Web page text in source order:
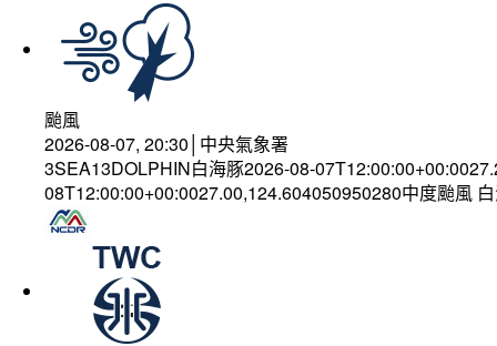
颱風
2026-08-07, 20:30│中央氣象署
3SEA13DOLPHIN白海豚2026-08-
08T12:00:00+00:0027.00,124.604050950280中度颱風